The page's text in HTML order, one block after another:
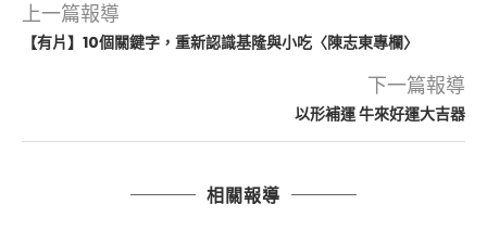
上一篇報導
【有片】10個關鍵字，重新認識基隆與小吃〈陳志東專欄〉
下一篇報導
以形補運 牛來好運大吉器
相關報導